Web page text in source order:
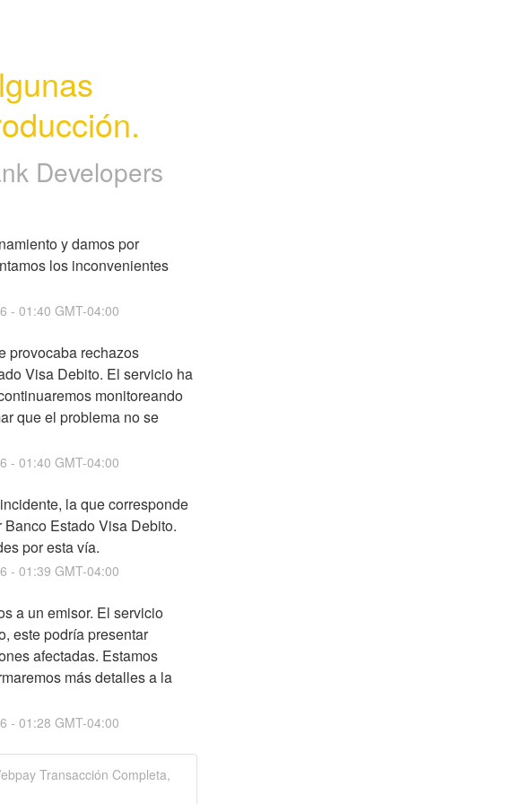
Developers
y damos por
los inconvenientes
- 01:40 GMT-04:00
provocaba rechazos
Visa Debito. El servicio ha
monitoreando
que el problema no se
- 01:40 GMT-04:00
la que corresponde
Estado Visa Debito.
por esta vía.
- 01:39 GMT-04:00
a un emisor. El servicio
este podría presentar
afectadas. Estamos
más detalles a la
- 01:28 GMT-04:00
Transacción Completa,